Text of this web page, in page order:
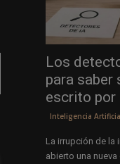
Los
para saber
escrito por
Inteligencia
La irrupción de la
abierto una